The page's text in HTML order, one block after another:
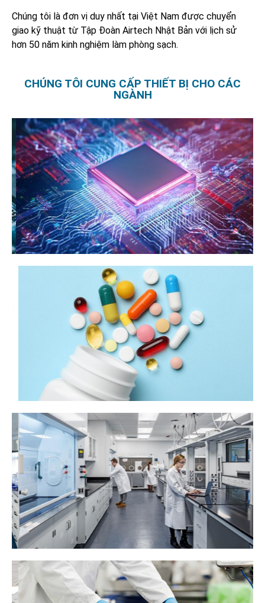
Chúng tôi là đơn vị duy nhất tại Việt Nam được chuyển
giao kỹ thuật từ Tập Đoàn Airtech Nhật Bản với lịch sử
hơn 50 năm kinh nghiệm làm phòng sạch.
CHÚNG TÔI CUNG CẤP THIẾT BỊ CHO CÁC
NGÀNH